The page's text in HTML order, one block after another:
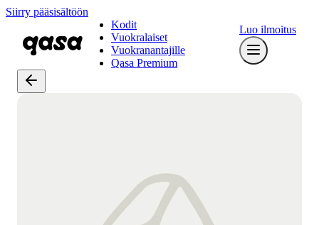
Siirry pääsisältöön
Kodit
Vuokralaiset
Vuokranantajille
Qasa Premium
Luo ilmoitus